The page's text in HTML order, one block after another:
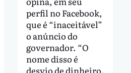
perfil no Facebook,
que é “inaceitável”
o anúncio do
governador. “O
nome disso é
desvio de dinheiro.